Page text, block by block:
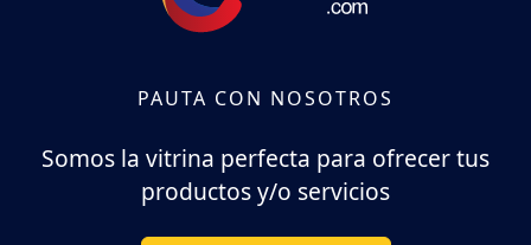
PAUTA CON NOSOTROS
Somos la vitrina perfecta para ofrecer tus
productos y/o servicios